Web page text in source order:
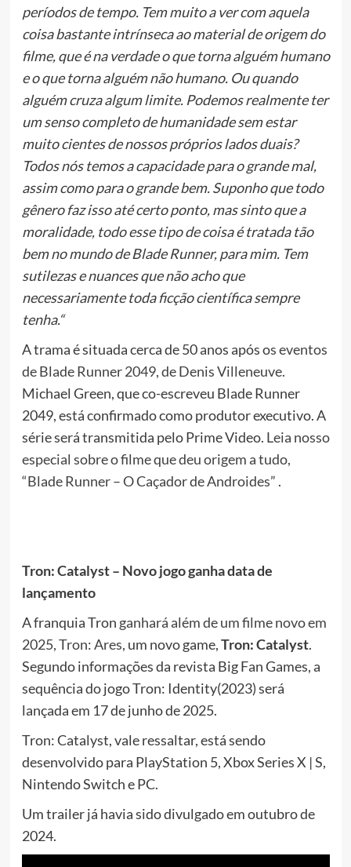
períodos de tempo. Tem muito a ver com aquela
coisa bastante intrínseca ao material de origem do
filme, que é na verdade o que torna alguém humano
e o que torna alguém não humano. Ou quando
alguém cruza algum limite. Podemos realmente ter
um senso completo de humanidade sem estar
muito cientes de nossos próprios lados duais?
Todos nós temos a capacidade para o grande mal,
assim como para o grande bem. Suponho que todo
gênero faz isso até certo ponto, mas sinto que a
moralidade, todo esse tipo de coisa é tratada tão
bem no mundo de Blade Runner, para mim. Tem
sutilezas e nuances que não acho que
necessariamente toda ficção científica sempre
tenha.“
A trama é situada cerca de 50 anos após os eventos
de Blade Runner 2049, de Denis Villeneuve.
Michael Green, que co-escreveu Blade Runner
2049, está confirmado como produtor executivo. A
série será transmitida pelo Prime Video. Leia nosso
especial sobre o filme que deu origem a tudo,
“Blade Runner – O Caçador de Androides” .
Tron: Catalyst – Novo jogo ganha data de
lançamento
A franquia Tron ganhará além de um filme novo em
2025, Tron: Ares, um novo game,Tron: Catalyst.
Segundo informações da revista Big Fan Games, a
sequência do jogo Tron: Identity(2023) será
lançada em 17 de junho de 2025.
Tron: Catalyst, vale ressaltar, está sendo
desenvolvido para PlayStation 5, Xbox Series X | S,
Nintendo Switch e PC.
Um trailer já havia sido divulgado em outubro de
2024.